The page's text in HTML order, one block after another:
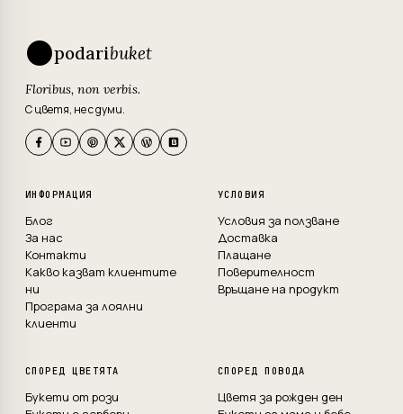
podaribuket
Floribus, non verbis.
С цветя, не с думи.
ИНФОРМАЦИЯ
Блог
За нас
Контакти
Какво казват клиентите
ни
Програма за лоялни
клиенти
УСЛОВИЯ
Условия за ползване
Доставка
Плащане
Поверителност
Връщане на продукт
СПОРЕД ЦВЕТЯТА
Букети от рози
СПОРЕД ПОВОДА
Цветя за рожден ден